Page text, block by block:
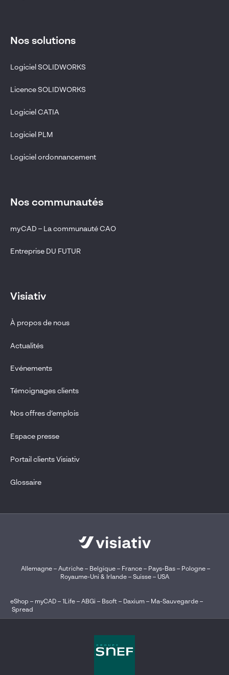
Nos solutions
Logiciel SOLIDWORKS
Licence SOLIDWORKS
Logiciel CATIA
Logiciel PLM
Logiciel ordonnancement
Nos communautés
myCAD – La communauté CAO
Entreprise DU FUTUR
Visiativ
À propos de nous
Actualités
Evénements
Témoignages clients
Nos offres d’emplois
Espace presse
Portail clients Visiativ
Glossaire
Allemagne– Autriche– Belgique – France– Pays-Bas– Pologne–
Royaume-Uni & Irlande– Suisse– USA
eShop – myCAD – 1Life – ABGi – Bsoft – Daxium – Ma-Sauvegarde –
Spread